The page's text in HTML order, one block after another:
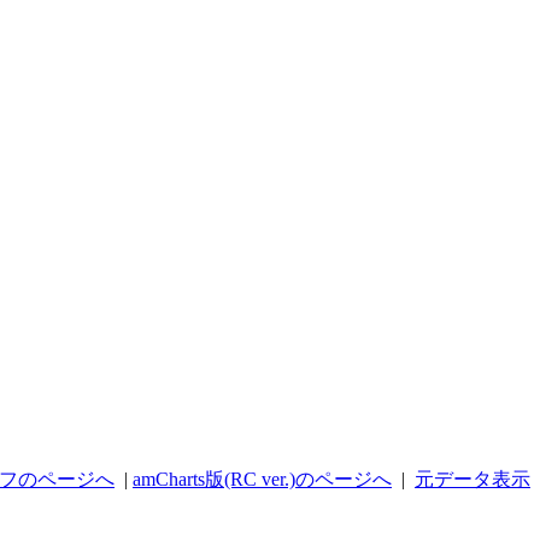
のページへ | amCharts版(RC ver.)のページへ | 元データ表示